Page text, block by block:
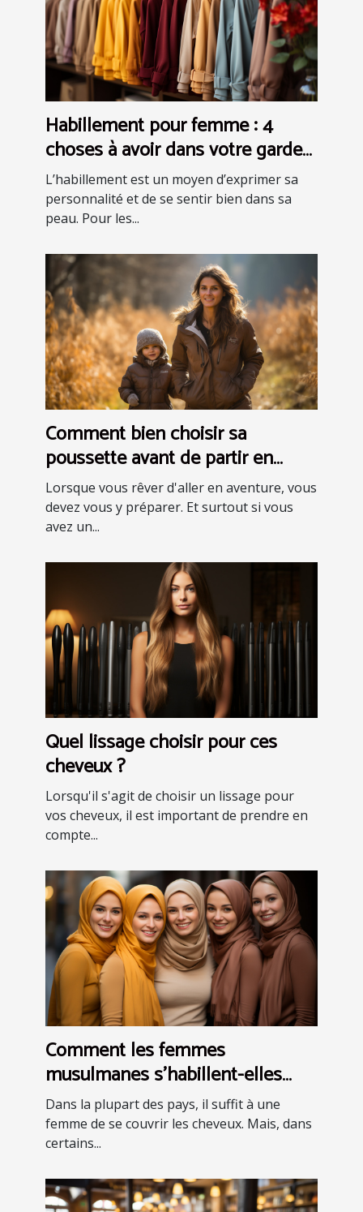
Habillement pour femme : 4
choses à avoir dans votre garde-
robe pour être bien habillée
L’habillement est un moyen d’exprimer sa
personnalité et de se sentir bien dans sa
peau. Pour les...
Comment bien choisir sa
poussette avant de partir en
aventure ?
Lorsque vous rêver d'aller en aventure, vous
devez vous y préparer. Et surtout si vous
avez un...
Quel lissage choisir pour ces
cheveux ?
Lorsqu'il s'agit de choisir un lissage pour
vos cheveux, il est important de prendre en
compte...
Comment les femmes
musulmanes s'habillent-elles
dans différentes parties du
monde ?
Dans la plupart des pays, il suffit à une
femme de se couvrir les cheveux. Mais, dans
certains...